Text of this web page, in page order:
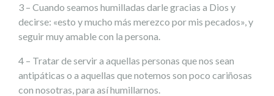
3 – Cuando seamos humilladas darle gracias a Dios y
decirse: «esto y mucho más merezco por mis pecados», y
seguir muy amable con la persona.
4 – Tratar de servir a aquellas personas que nos sean
antipáticas o a aquellas que notemos son poco cariñosas
con nosotras, para así humillarnos.